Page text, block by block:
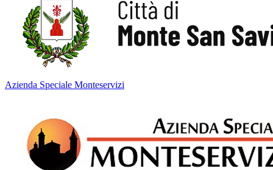
Azienda Speciale Monteservizi